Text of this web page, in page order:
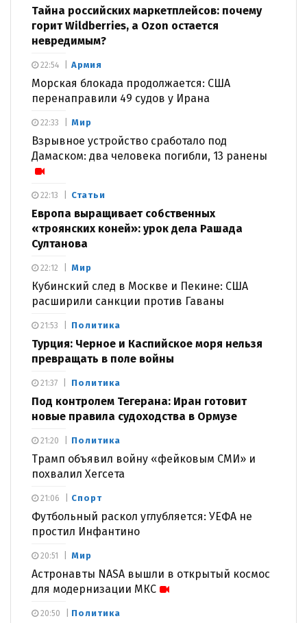
Тайна российских маркетплейсов: почему
горит Wildberries, а Ozon остается
невредимым?
Армия
Морская блокада продолжается: США
перенаправили 49 судов у Ирана
22:54
Мир
Взрывное устройство сработало под
Дамаском: два человека погибли, 13 ранены
22:33
Статьи
Европа выращивает собственных
«троянских коней»: урок дела Рашада
Султанова
22:13
Мир
Кубинский след в Москве и Пекине: США
расширили санкции против Гаваны
22:12
Политика
Турция: Черное и Каспийское моря нельзя
превращать в поле войны
21:53
Политика
Под контролем Тегерана: Иран готовит
новые правила судоходства в Ормузе
21:37
Политика
Трамп объявил войну «фейковым СМИ» и
похвалил Хегсета
21:20
Спорт
Футбольный раскол углубляется: УЕФА не
простил Инфантино
21:06
Мир
Астронавты NASA вышли в открытый космос
для модернизации МКС
20:51
Политика
20:50